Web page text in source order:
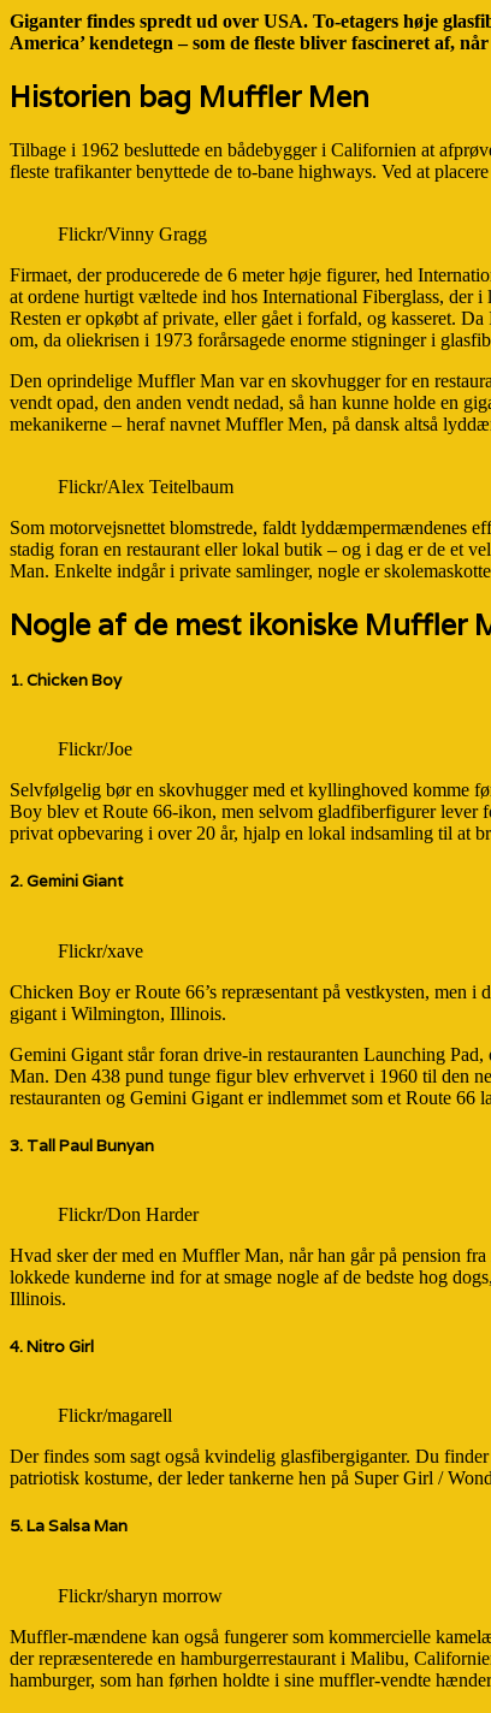
Giganter findes spredt ud over USA. To-etagers høje
America’ kendetegn – som de fleste bliver fascineret af,
Historien bag Muffler Men
Tilbage i 1962 besluttede en bådebygger i Californien at
fleste trafikanter benyttede de to-bane highways. Ved at
Flickr/Vinny Gragg
Firmaet, der producerede de 6 meter høje figurer, hed
at ordene hurtigt væltede ind hos International Fiberglass, der
Resten er opkøbt af private, eller gået i forfald, og kasseret.
om, da oliekrisen i 1973 forårsagede enorme stigninger i
Den oprindelige Muffler Man var en skovhugger for en
vendt opad, den anden vendt nedad, så han kunne holde en
mekanikerne – heraf navnet Muffler Men, på dansk altså
Flickr/Alex Teitelbaum
Som motorvejsnettet blomstrede, faldt lyddæmpermændenes
stadig foran en restaurant eller lokal butik – og i dag er de et
Man. Enkelte indgår i private samlinger, nogle er
Nogle af de mest ikoniske Muffler
1. Chicken Boy
Flickr/Joe
Selvfølgelig bør en skovhugger med et kyllinghoved komme
Boy blev et Route 66-ikon, men selvom gladfiberfigurer lever
privat opbevaring i over 20 år, hjalp en lokal indsamling til at
2. Gemini Giant
Flickr/xave
Chicken Boy er Route 66’s repræsentant på vestkysten, men
gigant i Wilmington, Illinois.
Gemini Gigant står foran drive-in restauranten Launching
Man. Den 438 pund tunge figur blev erhvervet i 1960 til den
restauranten og Gemini Gigant er indlemmet som et Route 66
3. Tall PaulBunyan
Flickr/Don Harder
Hvad sker der med en Muffler Man, når han går på pension
lokkede kunderne ind for at smage nogle af de bedste hog
Illinois.
4. Nitro Girl
Flickr/magarell
Der findes som sagt også kvindelig glasfibergiganter. Du
patriotisk kostume, der leder tankerne hen på Super Girl /
5. La Salsa Man
Flickr/sharyn morrow
Muffler-mændene kan også fungerer som kommercielle
der repræsenterede en hamburgerrestaurant i Malibu,
hamburger, som han førhen holdte i sine muffler-vendte